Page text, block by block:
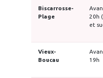
Biscarrosse-
Plage
20h
et
Vieux-
Boucau
19h